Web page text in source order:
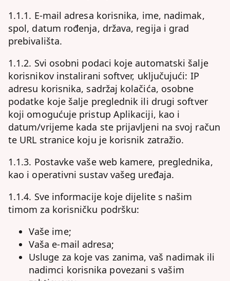
1.1.1. E-mail adresa korisnika, ime, nadimak,
spol, datum rođenja, država, regija i grad
prebivališta.
1.1.2. Svi osobni podaci koje automatski šalje
korisnikov instalirani softver, uključujući: IP
adresu korisnika, sadržaj kolačića, osobne
podatke koje šalje preglednik ili drugi softver
koji omogućuje pristup Aplikaciji, kao i
datum/vrijeme kada ste prijavljeni na svoj račun
te URL stranice koju je korisnik zatražio.
1.1.3. Postavke vaše web kamere, preglednika,
kao i operativni sustav vašeg uređaja.
1.1.4. Sve informacije koje dijelite s našim
timom za korisničku podršku:
Vaše ime;
Vaša e-mail adresa;
Usluge za koje vas zanima, vaš nadimak ili
nadimci korisnika povezani s vašim